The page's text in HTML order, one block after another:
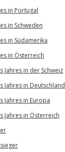
in Portugal
in Schweden
in Südamerika
in Österreich
Jahres in der Schweiz
Jahres in Deutschland
Jahres in Europa
Jahres in Österreich